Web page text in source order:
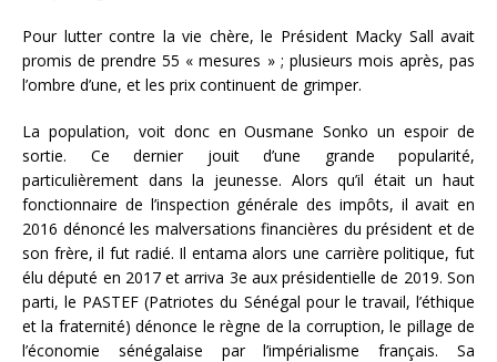
Pour lutter contre la vie chère, le Président Macky Sall avait
promis de prendre 55 « mesures » ; plusieurs mois après, pas
l’ombre d’une, et les prix continuent de grimper.
La population, voit donc en Ousmane Sonko un espoir de
sortie. Ce dernier jouit d’une grande popularité,
particulièrement dans la jeunesse. Alors qu’il était un haut
fonctionnaire de l’inspection générale des impôts, il avait en
2016 dénoncé les malversations financières du président et de
son frère, il fut radié. Il entama alors une carrière politique, fut
élu député en 2017 et arriva 3e aux présidentielle de 2019. Son
parti, le PASTEF (Patriotes du Sénégal pour le travail, l’éthique
et la fraternité) dénonce le règne de la corruption, le pillage de
l’économie sénégalaise par l’impérialisme français. Sa